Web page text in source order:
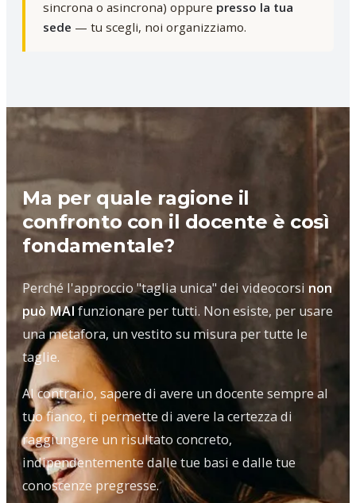
sincrona o asincrona) oppure presso la tua
sede — tu scegli, noi organizziamo.
Ma per quale ragione il
confronto con il docente è così
fondamentale?
Perché l'approccio "taglia unica" dei videocorsi non
può MAI funzionare per tutti. Non esiste, per usare
una metafora, un vestito su misura per tutte le
taglie.
Al contrario, sapere di avere un docente sempre al
tuo fianco, ti permette di avere la certezza di
raggiungere un risultato concreto,
indipendentemente dalle tue basi e dalle tue
conoscenze pregresse.